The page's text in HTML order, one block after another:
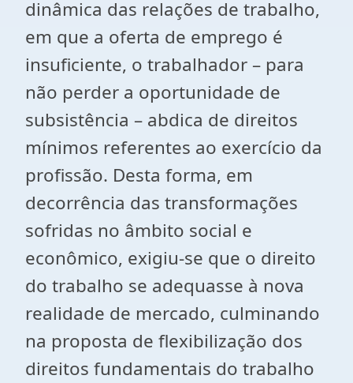
dinâmica das relações de trabalho,
em que a oferta de emprego é
insuficiente, o trabalhador – para
não perder a oportunidade de
subsistência – abdica de direitos
mínimos referentes ao exercício da
profissão. Desta forma, em
decorrência das transformações
sofridas no âmbito social e
econômico, exigiu-se que o direito
do trabalho se adequasse à nova
realidade de mercado, culminando
na proposta de flexibilização dos
direitos fundamentais do trabalho